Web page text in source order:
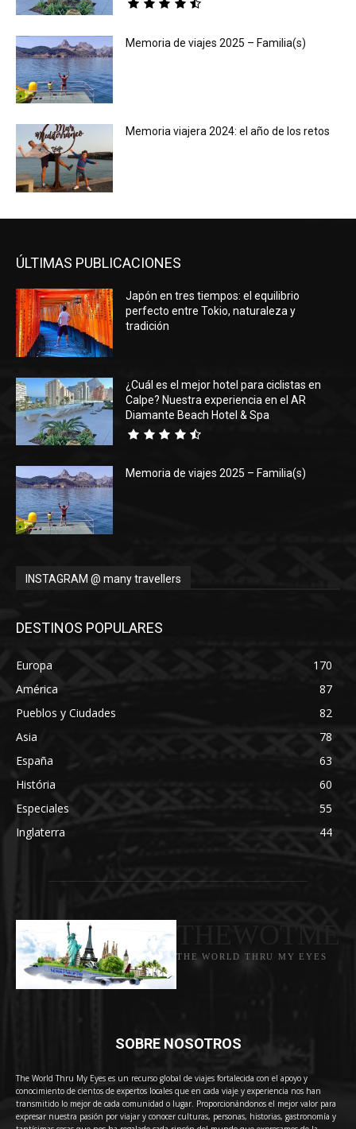
Memoria de viajes 2025 – Familia(s)
Memoria viajera 2024: el año de los retos
ÚLTIMAS PUBLICACIONES
Japón en tres tiempos: el equilibrio
perfecto entre Tokio, naturaleza y
tradición
¿Cuál es el mejor hotel para ciclistas en
Calpe? Nuestra experiencia en el AR
Diamante Beach Hotel & Spa
Memoria de viajes 2025 – Familia(s)
INSTAGRAM @ many travellers
DESTINOS POPULARES
Europa
170
América
87
Pueblos y Ciudades
82
Asia
78
España
63
História
60
Especiales
55
Inglaterra
44
THE WORLD THRU MY EYES
SOBRE NOSOTROS
The World Thru My Eyes es un recurso global de viajes fortalecida con el apoyo y
conocimiento de cientos de expertos locales que en cada viaje y experiencia nos han
transmitido lo mejor de cada comunidad o lugar. Proporcionándonos el mejor valor para
expresar nuestra pasión por viajar y conocer culturas, personas, historias, gastronomía y